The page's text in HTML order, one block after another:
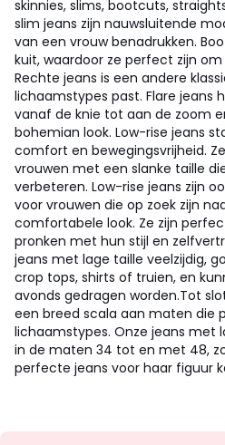
skinnies, slims, bootcuts,
slim jeans zijn nauwsluitende
van een vrouw benadrukken.
kuit, waardoor ze perfect zijn
Rechte jeans is een andere
lichaamstypes past. Flare jeans
vanaf de knie tot aan de zoom
bohemian look. Low-rise jeans
comfort en bewegingsvrijheid.
vrouwen met een slanke taille
verbeteren. Low-rise jeans zijn
voor vrouwen die op zoek zijn
comfortabele look. Ze zijn
pronken met hun stijl en
jeans met lage taille veelzijdig,
crop tops, shirts of truien, en
avonds gedragen worden.Tot
een breed scala aan maten die
lichaamstypes. Onze jeans met
in de maten 34 tot en met 48,
perfecte jeans voor haar figuur